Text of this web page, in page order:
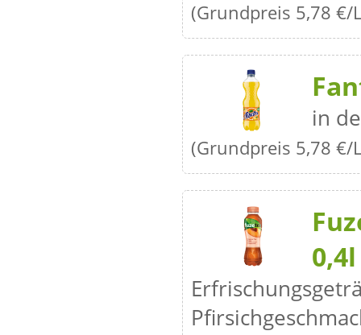
(Grundpreis 5,78 €/
in
(Grundpreis 5,78 €/
0,4l